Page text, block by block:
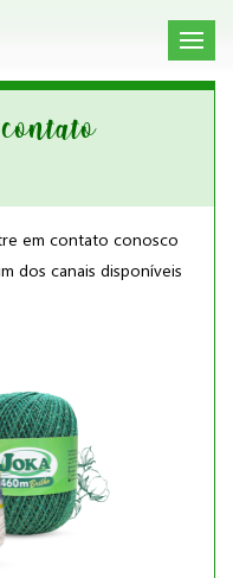
em contato conosco
dos canais disponíveis